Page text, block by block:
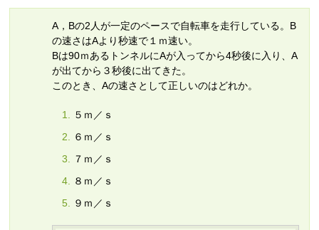
A，Bの2人が一定のペースで自転車を走行している。B
の速さはAより秒速で１ｍ速い。
Bは90ｍあるトンネルにAが入ってから4秒後に入り、A
が出てから３秒後に出てきた。
このとき、Aの速さとして正しいのはどれか。
５ｍ／ｓ
６ｍ／ｓ
７ｍ／ｓ
８ｍ／ｓ
９ｍ／ｓ